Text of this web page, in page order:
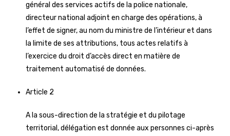
général des services actifs de la police nationale,
directeur national adjoint en charge des opérations, à
l’effet de signer, au nom du ministre de l’intérieur et dans
la limite de ses attributions, tous actes relatifs à
l’exercice du droit d’accès direct en matière de
traitement automatisé de données.
Article 2
A la sous-direction de la stratégie et du pilotage
territorial, délégation est donnée aux personnes ci-après